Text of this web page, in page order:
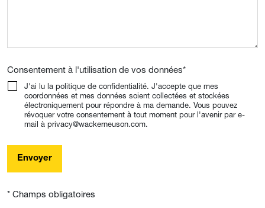
Consentement à l'utilisation de vos données*
J'ai lu la politique de confidentialité. J'accepte que mes
coordonnées et mes données soient collectées et stockées
électroniquement pour répondre à ma demande. Vous pouvez
révoquer votre consentement à tout moment pour l'avenir par e-
mail à privacy@wackerneuson.com.
Envoyer
* Champs obligatoires